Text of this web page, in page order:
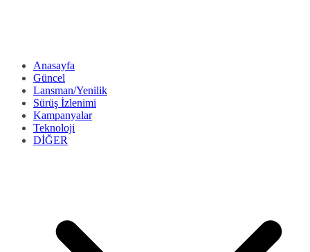
Anasayfa
Güncel
Lansman/Yenilik
Sürüş İzlenimi
Kampanyalar
Teknoloji
DİĞER